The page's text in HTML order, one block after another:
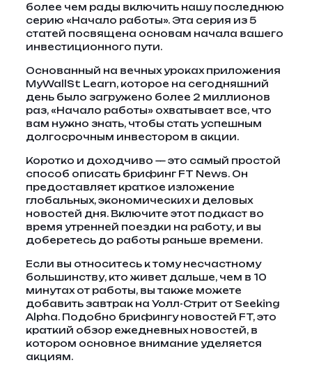
более чем рады включить нашу последнюю
серию «Начало работы». Эта серия из 5
статей посвящена основам начала вашего
инвестиционного пути.
Основанный на вечных уроках приложения
MyWallSt Learn, которое на сегодняшний
день было загружено более 2 миллионов
раз, «Начало работы» охватывает все, что
вам нужно знать, чтобы стать успешным
долгосрочным инвестором в акции.
Коротко и доходчиво — это самый простой
способ описать брифинг FT News. Он
предоставляет краткое изложение
глобальных, экономических и деловых
новостей дня. Включите этот подкаст во
время утренней поездки на работу, и вы
доберетесь до работы раньше времени.
Если вы относитесь к тому несчастному
большинству, кто живет дальше, чем в 10
минутах от работы, вы также можете
добавить завтрак на Уолл-Стрит от Seeking
Alpha. Подобно брифингу новостей FT, это
краткий обзор ежедневных новостей, в
котором основное внимание уделяется
акциям.